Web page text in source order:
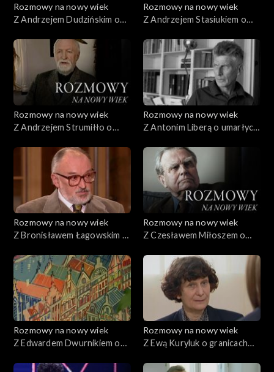
Rozmowy na nowy wiek
Z Andrzejem Dudzińskim o
Rozmowy na nowy wiek
Z Andrzejem Stasiukiem o
Rozmowy na nowy wiek
Z Andrzejem Strumiłło o
Rozmowy na nowy wiek
Z Antonim Liberą o umarłych
Rozmowy na nowy wiek
Z Bronisławem Łagowskim o
Rozmowy na nowy wiek
Z Czesławem Miłoszem o
Rozmowy na nowy wiek
Z Edwardem Dwurnikiem o
Rozmowy na nowy wiek
Z Ewą Kuryluk o granicach